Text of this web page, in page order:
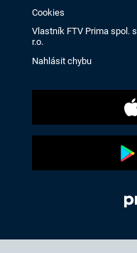
Cookies
Vlastník FTV Prima spol. s
r.o.
Nahlásit chybu